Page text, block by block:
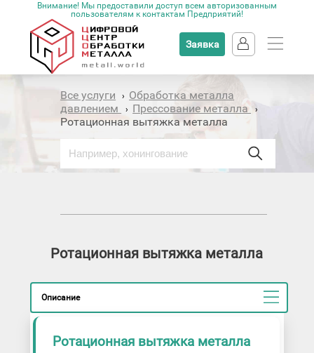
Внимание! Мы предоставили доступ всем авторизованным
пользователям к контактам Предприятий!
Заявка
Все услуги › Обработка металла
давлением
› Прессование металла ›
Ротационная вытяжка металла
Ротационная вытяжка металла
Описание
Ротационная вытяжка металла